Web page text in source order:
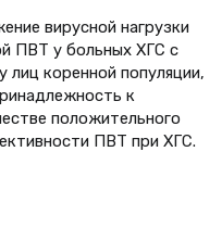
вирусной нагрузки
ПВТ у больных ХГС с
лиц коренной популяции,
к
положительного
ПВТ при ХГС.